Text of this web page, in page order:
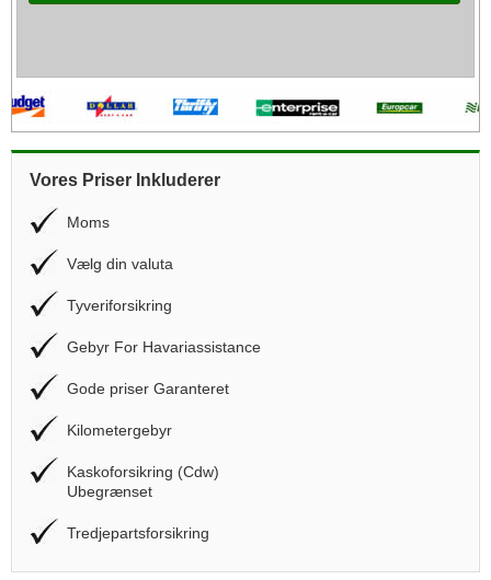
Vores Priser Inkluderer
Moms
Vælg din valuta
Tyveriforsikring
Gebyr For Havariassistance
Gode priser Garanteret
Kilometergebyr
Kaskoforsikring (Cdw)
Ubegrænset
Tredjepartsforsikring